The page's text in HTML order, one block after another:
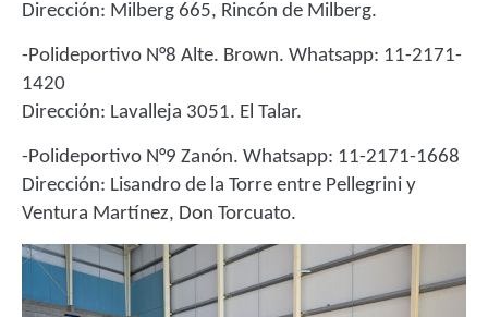
Dirección: Milberg 665, Rincón de Milberg.
-Polideportivo N°8 Alte. Brown. Whatsapp: 11-2171-
1420
Dirección: Lavalleja 3051. El Talar.
-Polideportivo N°9 Zanón. Whatsapp: 11-2171-1668
Dirección: Lisandro de la Torre entre Pellegrini y
Ventura Martínez, Don Torcuato.